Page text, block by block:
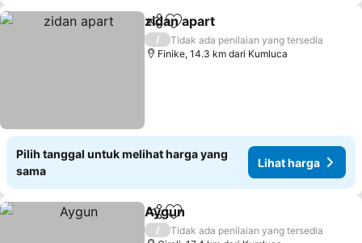
BagikanTambahkan ke favorit
zidan apart
/
Tidak ada penilaian yang tersedia
Finike, 14.3 km dari Kumluca
Pilih tanggal untuk melihat harga yang
sama
Lihat harga
BagikanTambahkan ke favorit
Aygun
/
Tidak ada penilaian yang tersedia